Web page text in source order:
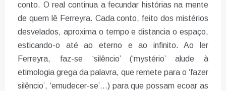
conto. O real continua a fecundar histórias na mente
de quem lê Ferreyra. Cada conto, feito dos mistérios
desvelados, aproxima o tempo e distancia o espaço,
esticando-o até ao eterno e ao infinito. Ao ler
Ferreyra, faz-se ‘silêncio’ (‘mystério’ alude à
etimologia grega da palavra, que remete para o ‘fazer
silêncio’, ‘emudecer-se’…) para que possam ecoar as